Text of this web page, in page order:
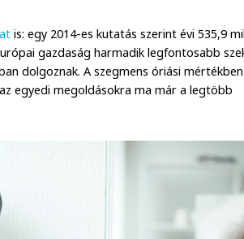
is: egy 2014-es kutatás szerint évi 535,9
gazdaság harmadik legfontosabb
dolgoznak. A szegmens óriási mértékben
egyedi megoldásokra ma már a legtöbb